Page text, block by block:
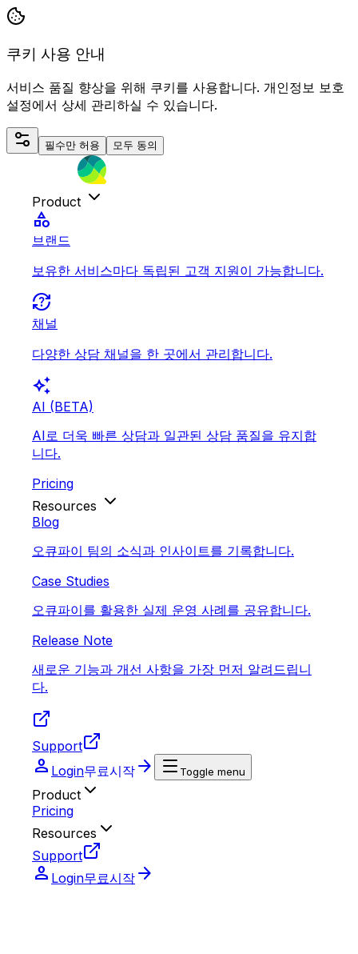
쿠키 사용 안내
서비스 품질 향상을 위해 쿠키를 사용합니다. 개인정보 보호
설정에서 상세 관리하실 수 있습니다.
필수만 허용 모두 동의
Product
category
브랜드
보유한 서비스마다 독립된 고객 지원이 가능합니다.
question_exchange
채널
다양한 상담 채널을 한 곳에서 관리합니다.
auto_awesome
AI (BETA)
AI로 더욱 빠른 상담과 일관된 상담 품질을 유지합
니다.
Pricing
Resources
Blog
오큐파이 팀의 소식과 인사이트를 기록합니다.
Case Studies
오큐파이를 활용한 실제 운영 사례를 공유합니다.
Release Note
새로운 기능과 개선 사항을 가장 먼저 알려드립니
다.
Support
person Login무료시작 arrow_forward Toggle menu
Product
Pricing
Resources
Support
person Login무료시작 arrow_forward